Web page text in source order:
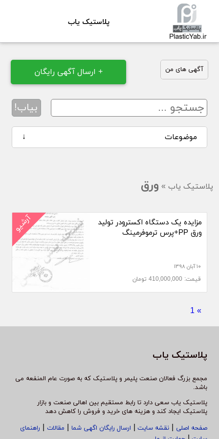
پلاستیک یاب
آگهی های من + ارسال آگهی رایگان
بیاب!
↓ موضوعات
پلاستیک یاب » ورق
آرشیو
مزایده یک دستگاه اکسترودر تولید
ورق PP+پرس ترموفرمینگ
۱۰ آبان ۱۳۹۸
قیمت: 410,000,000 تومان
»
1
پلاستیک یاب
مجمع بزرگ فعالان صنعت پلیمر و پلاستیک که به صورت عام المنفعه می
باشد.
پلاستیک یاب سعی دارد تا رابط مستقیم بین اهالی صنعت و بازار
پلاستیک ایجاد کند و هزینه های خرید و فروش را کاهش دهد
صفحه اصلی
نقشه سایت ارسال رایگان اگهی شما مقالات
راهنمای